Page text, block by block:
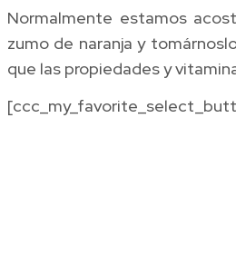
Normalmente estamos
zumo de naranja y
que las propiedades y